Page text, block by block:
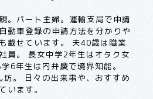
。パート主婦。運輸支局で申請
動車登録の申請方法を分かりや
載せています。 夫40歳は職業
員。 長女中学2年生はオタク女
6年生は内弁慶で境界知能。
。 日々の出来事や、おすすめ
います。